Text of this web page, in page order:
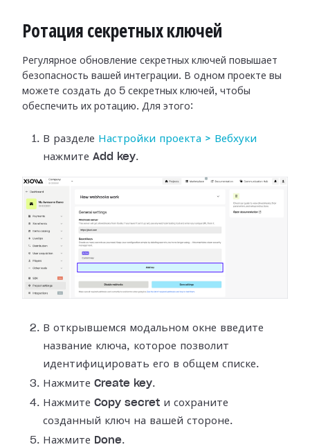
Ротация секретных ключей
Регулярное обновление секретных ключей повышает
безопасность вашей интеграции. В одном проекте вы
можете создать до 5 секретных ключей, чтобы
обеспечить их ротацию. Для этого:
В разделе Настройки проекта > Вебхуки
нажмите Add key.
В открывшемся модальном окне введите
название ключа, которое позволит
идентифицировать его в общем списке.
Нажмите Create key.
Нажмите Copy secret и сохраните
созданный ключ на вашей стороне.
Нажмите Done.